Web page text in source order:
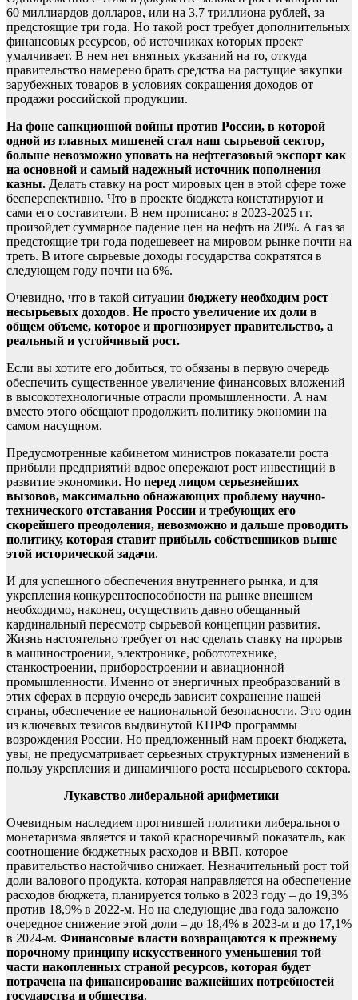
60 миллиардов долларов, или на 3,7 триллиона рублей, за
предстоящие три года. Но такой рост требует дополнительных
финансовых ресурсов, об источниках которых проект
умалчивает. В нем нет внятных указаний на то, откуда
правительство намерено брать средства на растущие закупки
зарубежных товаров в условиях сокращения доходов от
продажи российской продукции.
На фоне санкционной войны против России, в которой
одной из главных мишеней стал наш сырьевой сектор,
больше невозможно уповать на нефтегазовый экспорт как
на основной и самый надежный источник пополнения
казны. Делать ставку на рост мировых цен в этой сфере тоже
бесперспективно. Что в проекте бюджета констатируют и
сами его составители. В нем прописано: в 2023-2025 гг.
произойдет суммарное падение цен на нефть на 20%. А газ за
предстоящие три года подешевеет на мировом рынке почти на
треть. В итоге сырьевые доходы государства сократятся в
следующем году почти на 6%.
Очевидно, что в такой ситуации бюджету необходим рост
несырьевых доходов. Не просто увеличение их доли в
общем объеме, которое и прогнозирует правительство, а
реальный и устойчивый рост.
Если вы хотите его добиться, то обязаны в первую очередь
обеспечить существенное увеличение финансовых вложений
в высокотехнологичные отрасли промышленности. А нам
вместо этого обещают продолжить политику экономии на
самом насущном.
Предусмотренные кабинетом министров показатели роста
прибыли предприятий вдвое опережают рост инвестиций в
развитие экономики. Но перед лицом серьезнейших
вызовов, максимально обнажающих проблему научно-
технического отставания России и требующих его
скорейшего преодоления, невозможно и дальше проводить
политику, которая ставит прибыль собственников выше
этой исторической задачи.
И для успешного обеспечения внутреннего рынка, и для
укрепления конкурентоспособности на рынке внешнем
необходимо, наконец, осуществить давно обещанный
кардинальный пересмотр сырьевой концепции развития.
Жизнь настоятельно требует от нас сделать ставку на прорыв
в машиностроении, электронике, робототехнике,
станкостроении, приборостроении и авиационной
промышленности. Именно от энергичных преобразований в
этих сферах в первую очередь зависит сохранение нашей
страны, обеспечение ее национальной безопасности. Это один
из ключевых тезисов выдвинутой КПРФ программы
возрождения России. Но предложенный нам проект бюджета,
увы, не предусматривает серьезных структурных изменений в
пользу укрепления и динамичного роста несырьевого сектора.
Лукавство либеральной арифметики
Очевидным наследием прогнившей политики либерального
монетаризма является и такой красноречивый показатель, как
соотношение бюджетных расходов и ВВП, которое
правительство настойчиво снижает. Незначительный рост той
доли валового продукта, которая направляется на обеспечение
расходов бюджета, планируется только в 2023 году – до 19,3%
против 18,9% в 2022-м. Но на следующие два года заложено
очередное снижение этой доли – до 18,4% в 2023-м и до 17,1%
в 2024-м. Финансовые власти возвращаются к прежнему
порочному принципу искусственного уменьшения той
части накопленных страной ресурсов, которая будет
потрачена на финансирование важнейших потребностей
государства и общества.